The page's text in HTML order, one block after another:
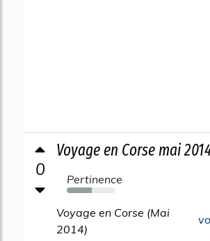
0
Voyage en Corse mai
Pertinence
52%
Voyage en Corse (Mai
2014)